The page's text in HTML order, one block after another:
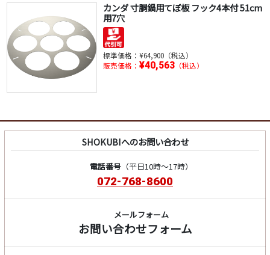
カンダ 寸胴鍋用てぼ板 フック4本付 51cm
用7穴
標準価格： ¥64,900（税込）
販売価格： ¥40,563（税込）
SHOKUBIへのお問い合わせ
電話番号（平日10時～17時）
072-768-8600
メールフォーム
お問い合わせフォーム